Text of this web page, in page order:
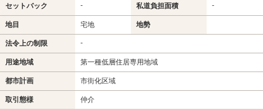
セットバック - 私道負担面積 -
地目 宅地 地勢
法令上の制限 -
用途地域 第一種低層住居専用地域
都市計画 市街化区域
取引態様 仲介